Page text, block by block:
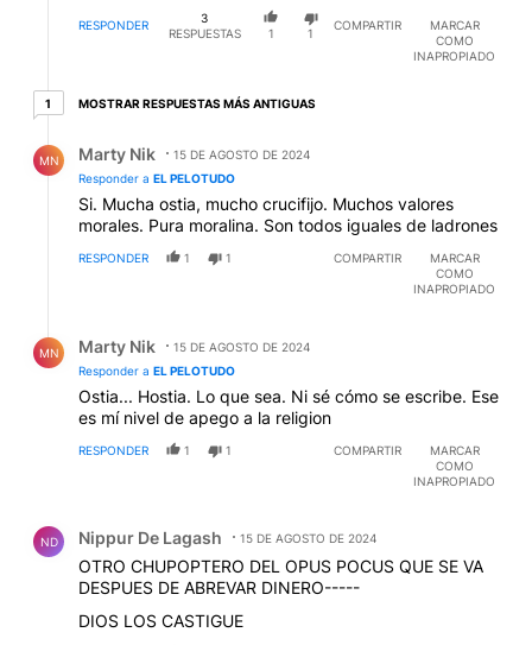
RESPONDER
3
RESPUESTAS
1 1
COMPARTIR
MARCAR
COMO
INAPROPIADO
11 respuesta más antiguas
MOSTRAR RESPUESTAS MÁS ANTIGUAS
MN Marty Nik
15 DE AGOSTO DE 2024
Responder a EL PELOTUDO
Si. Mucha ostia, mucho crucifijo. Muchos valores
morales. Pura moralina. Son todos iguales de ladrones
RESPONDER 1 1 COMPARTIR
MARCAR
COMO
INAPROPIADO
MN Marty Nik
15 DE AGOSTO DE 2024
Responder a EL PELOTUDO
Ostia... Hostia. Lo que sea. Ni sé cómo se escribe. Ese
es mí nivel de apego a la religion
RESPONDER 1 1 COMPARTIR
MARCAR
COMO
INAPROPIADO
ND Nippur De Lagash 15 DE AGOSTO DE 2024
OTRO CHUPOPTERO DEL OPUS POCUS QUE SE VA
DESPUES DE ABREVAR DINERO-----
DIOS LOS CASTIGUE